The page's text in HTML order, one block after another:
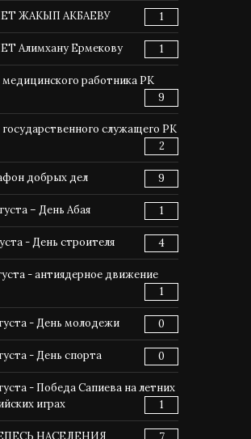
ЖАКЫП АКБАЕВУ 1
Алимхану Ермекову 1
работника РК
9
служащего РК
2
добрых дел 9
– День Абая 1
- День строителя 4
- антиядерное движение
1
- День молодежи 0
- День спорта 0
- Победа Сапиева на летних
играх
1
НАСЕЛЕНИЯ